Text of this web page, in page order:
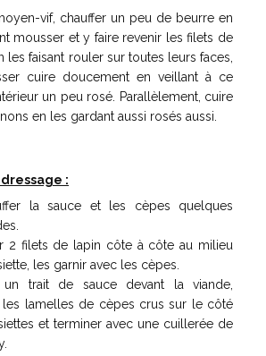
vif, chauffer un peu de beurre en
mousser et y faire revenir les filets de
les faisant rouler sur toutes leurs faces,
cuire doucement en veillant à ce
un peu rosé. Parallèlement, cuire
en les gardant aussi rosés aussi.
:
la sauce et les cèpes quelques
2 filets de lapin côte à côte au milieu
les garnir avec les cèpes.
un trait de sauce devant la viande,
les lamelles de cèpes crus sur le côté
et terminer avec une cuillerée de